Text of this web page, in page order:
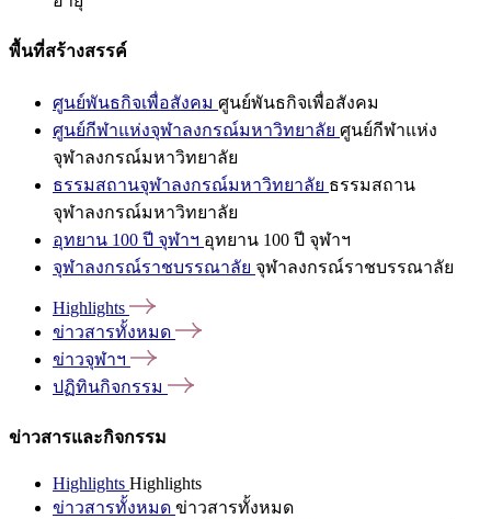
พื้นที่สร้างสรรค์
ศูนย์พันธกิจเพื่อสังคม ศูนย์พันธกิจเพื่อสังคม
ศูนย์กีฬาแห่งจุฬาลงกรณ์มหาวิทยาลัย ศูนย์กีฬาแห่ง
จุฬาลงกรณ์มหาวิทยาลัย
ธรรมสถานจุฬาลงกรณ์มหาวิทยาลัย ธรรมสถาน
จุฬาลงกรณ์มหาวิทยาลัย
อุทยาน 100 ปี จุฬาฯ อุทยาน 100 ปี จุฬาฯ
จุฬาลงกรณ์ราชบรรณาลัย จุฬาลงกรณ์ราชบรรณาลัย
Highlights
ข่าวสารทั้งหมด
ข่าวจุฬาฯ
ปฏิทินกิจกรรม
ข่าวสารและกิจกรรม
Highlights Highlights
ข่าวสารทั้งหมด ข่าวสารทั้งหมด